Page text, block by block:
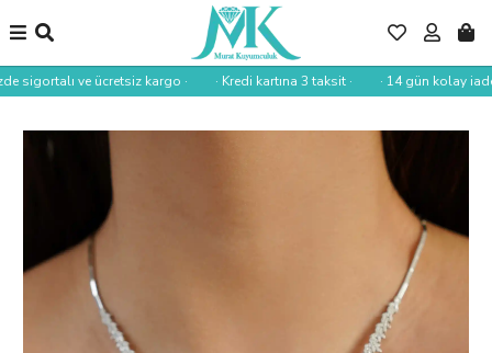
sigortalı ve ücretsiz kargo · · Kredi kartına 3 taksit · · 14 gün kolay iade ·